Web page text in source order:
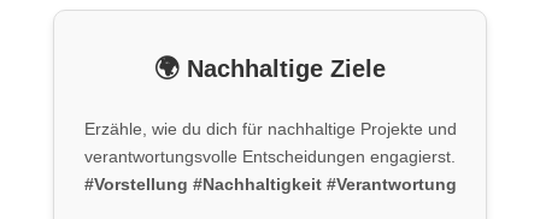
🌍 Nachhaltige Ziele
Erzähle, wie du dich für nachhaltige Projekte und
verantwortungsvolle Entscheidungen engagierst.
#Vorstellung #Nachhaltigkeit #Verantwortung